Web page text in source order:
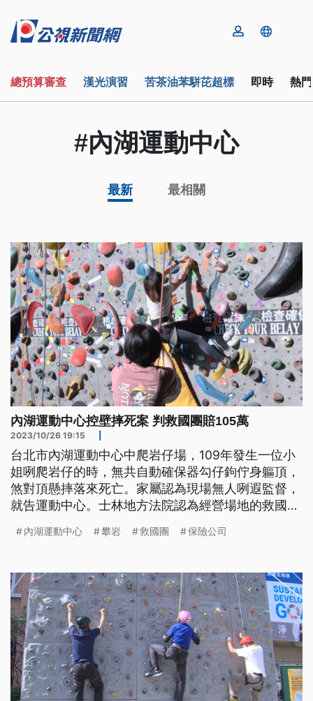
總預算審查 漢光演習 苦茶油苯駢芘超標 即時 熱
#內湖運動中心
最新 最相關
內湖運動中心控壁摔死案 判救國團賠105萬
2023/10/26 19:15
台北市內湖運動中心中爬岩仔場，109年發生一位小
姐咧爬岩仔的時，無共自動確保器勾仔鉤佇身軀頂，
煞對頂懸摔落來死亡。家屬認為現場無人咧遐監督，
就告運動中心。士林地方法院認為經營場地的救國團
新聞標題、前言是臺語文。）
內湖運動中心 攀岩 救國團 保險公司